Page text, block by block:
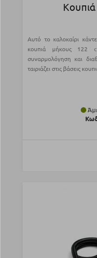
Aυτό το καλοκαίρι
κουπιά μήκους 122
συναρμολόγηση και
ταιριάζει στις βάσεις